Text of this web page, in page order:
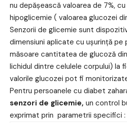
nu depășească valoarea de 7%,
hipoglicemie ( valoarea glucozei
Senzorii de glicemie sunt
dimensiuni aplicate cu ușurință
măsoare cantitatea de glucoză
lichidul dintre celulele corpului) la
valorile glucozei pot fi
Pentru persoanele cu diabet
senzori de glicemie, un control
exprimat prin parametrii specifici :